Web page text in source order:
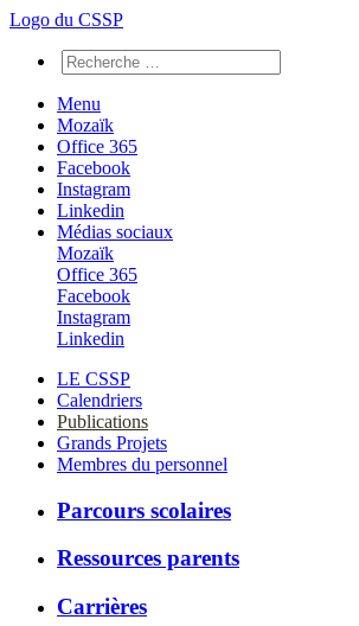
Logo du CSSP
Menu
Mozaïk
Office 365
Facebook
Instagram
Linkedin
Médias sociaux
Mozaïk
Office 365
Facebook
Instagram
Linkedin
LE CSSP
Calendriers
Publications
Grands Projets
Membres du personnel
Parcours scolaires
Ressources parents
Carrières